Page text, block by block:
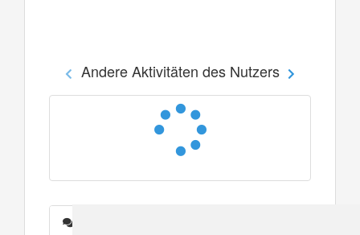
Andere Aktivitäten des Nutzers